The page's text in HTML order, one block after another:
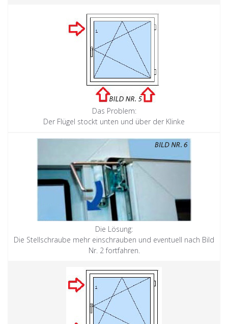
Das Problem:
Der Flügel stockt unten und über der Klinke
Die Lösung:
Die Stellschraube mehr einschrauben und eventuell nach Bild
Nr. 2 fortfahren.